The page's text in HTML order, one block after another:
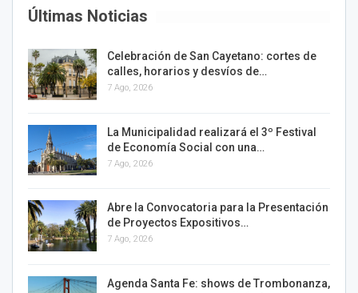
Últimas Noticias
Celebración de San Cayetano: cortes de
calles, horarios y desvíos de…
7 Ago, 2026
La Municipalidad realizará el 3º Festival
de Economía Social con una…
7 Ago, 2026
Abre la Convocatoria para la Presentación
de Proyectos Expositivos…
7 Ago, 2026
Agenda Santa Fe: shows de Trombonanza,